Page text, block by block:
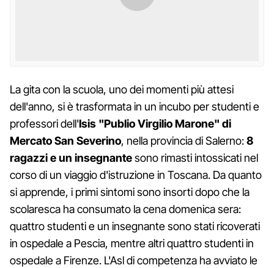
La gita con la scuola, uno dei momenti più attesi
dell'anno, si è trasformata in un incubo per studenti e
professori dell'Isis "Publio Virgilio Marone" di
Mercato San Severino, nella provincia di Salerno:8
ragazzi e un insegnantesono rimasti intossicati nel
corso di un viaggio d'istruzione in Toscana. Da quanto
si apprende, i primi sintomi sono insorti dopo che la
scolaresca ha consumato la cena domenica sera:
quattro studenti e un insegnante sono stati ricoverati
in ospedale a Pescia, mentre altri quattro studenti in
ospedale a Firenze. L'Asl di competenza ha avviato le